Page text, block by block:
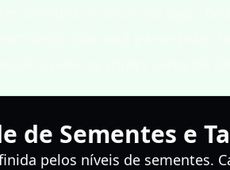
de Sementes e
pelos níveis de sementes.